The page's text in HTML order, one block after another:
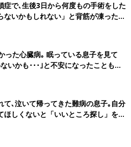
症で､生後3日から何度もの手術をした
ないかもしれない」と背筋が凍ったこ
った心臓病｡ 眠っている息子を見て
いかも･･･｣と不安になったことも
て､泣いて帰ってきた難病の息子｡自分
ほしくないと「いいところ探し」を続
成症】